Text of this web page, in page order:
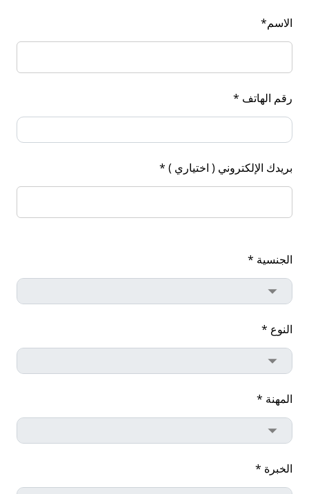
الاسم*
رقم الهاتف *
بريدك الإلكتروني ( اختياري ) *
الجنسية *
النوع *
المهنة *
الخبرة *